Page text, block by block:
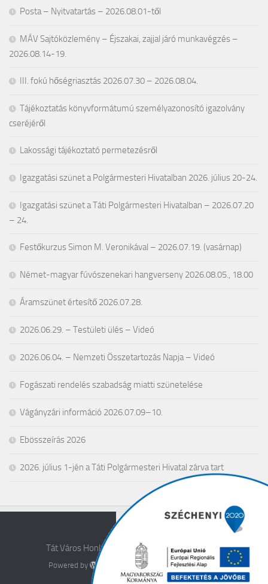
Posta – Nyitvatartás – 2026.08.01-től
MÁV Sajtóközlemény – Éjszakai, zajjal járó munkavégzés –
2026.08.14-19.
III. fokú hőségriasztás 2026.07.30 – 2026.08.04.
Tájékoztatás könyvformátumú személyazonosító igazolvány
cseréjéről
Lakossági tájékoztató permetezésről
Igazgatási szünet a Polgármesteri Hivatalban 2026. július 20-24.
Igazgatási szünet a Táti Polgármesteri Hivatalban – 2026.07.20
– 24.
Festőkurzus Simon M. Veronikával – 2026.07.19. (vasárnap)
Német-magyar fúvószenekari hangverseny 2026.08.05., 18.00
Áramszünet értesítő 2026.07.28.
2026.06.29. – Testületi ülés – Videó
2026.06.04. – Nemzeti Összetartozás Napja – Videó
Fogászati rendelés szabadság miatti szünetelése
Vágányzári információ 2026.07.09–10.
Ebösszeírás 2026
2026. július 1-jén a Táti Polgármesteri Hivatal zárva tart
Tát Város Honlapja © 2026. All Rights Reserved.
Powered by - Designed with the Hueman theme